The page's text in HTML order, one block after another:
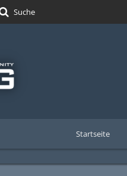
Suche
Startseite